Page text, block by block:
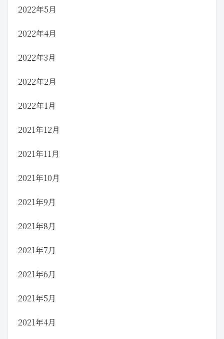
2022年5月
2022年4月
2022年3月
2022年2月
2022年1月
2021年12月
2021年11月
2021年10月
2021年9月
2021年8月
2021年7月
2021年6月
2021年5月
2021年4月